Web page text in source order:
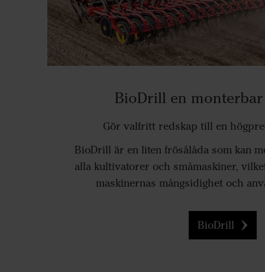
BioDrill en
Gör valfritt redskap till en
BioDrill är en liten frösålåda som kan
alla kultivatorer och småmaskiner,
maskinernas mångsidighet och
BioDrill